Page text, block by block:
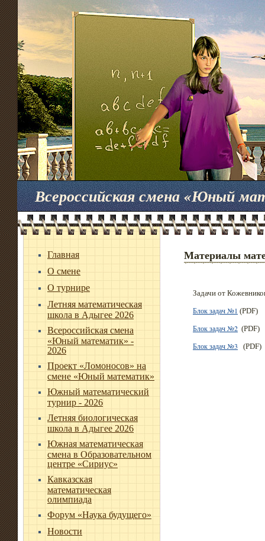
Всероссийская смена «Юный
Главная
О смене
О турнире
Летняя математическая
школа в Адыгее 2026
Всероссийская смена
«Юный математик» -
2026
Проект «Ломоносов» на
смене «Юный математик»
Южный математический
турнир - 2026
Летняя биологическая
школа в Адыгее 2026
Южная математическая
смена в Образовательном
центре «Сириус»
Кавказская
математическая
олимпиада
Форум «Наука будущего»
Новости
Материалы
Задачи от
Блок задач №1 (PDF)
Блок задач №2 (PDF)
Блок задач №3 (PDF)